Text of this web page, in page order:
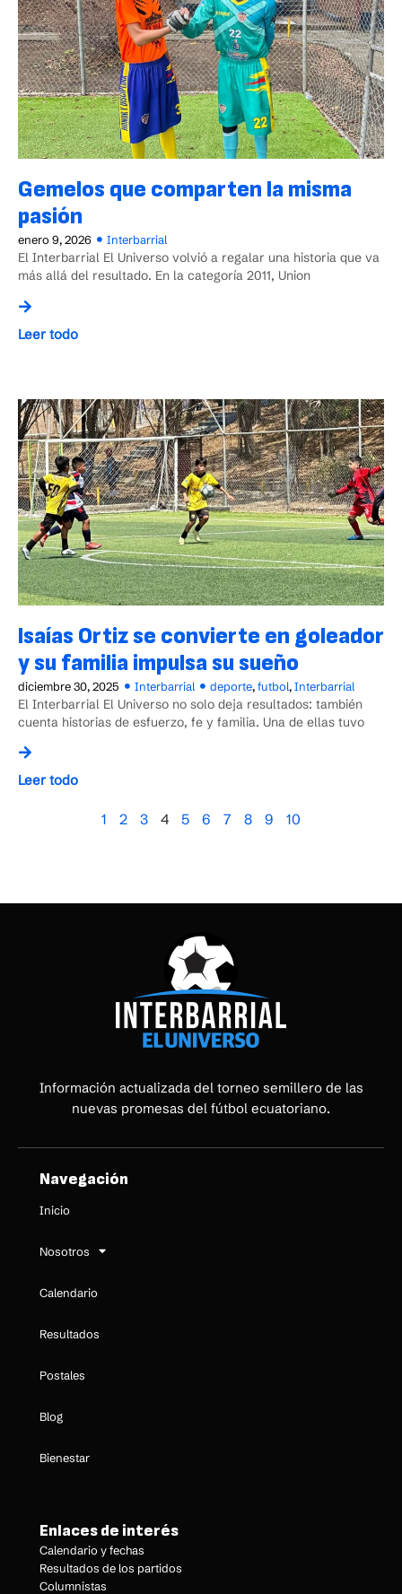
Gemelos que comparten la misma
pasión
enero 9, 2026 Interbarrial
El Interbarrial El Universo volvió a regalar una historia que va
más allá del resultado. En la categoría 2011, Union
Leer todo
Isaías Ortiz se convierte en goleador
y su familia impulsa su sueño
diciembre 30, 2025 Interbarrial deporte,futbol,Interbarrial
El Interbarrial El Universo no solo deja resultados: también
cuenta historias de esfuerzo, fe y familia. Una de ellas tuvo
Leer todo
1 2 3 4 5 6 7 8 9 10
Información actualizada del torneo semillero de las
nuevas promesas del fútbol ecuatoriano.
Navegación
Inicio
Nosotros
Calendario
Resultados
Postales
Blog
Bienestar
Enlaces de interés
Calendario y fechas
Resultados de los partidos
Columnistas